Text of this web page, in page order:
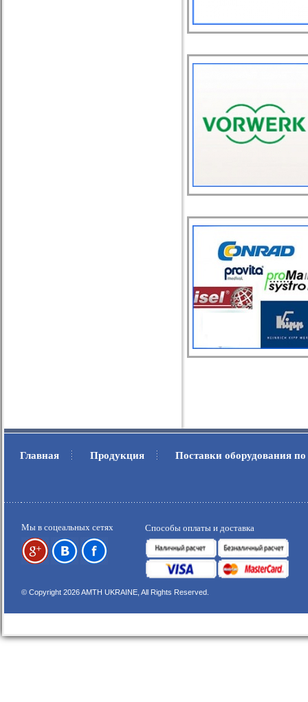
Главная . Продукция . Поставки оборудования
Мы в соцеальных сетях Способы оплаты и доставка
© Copyright 2026 AMTH UKRAINE, All Rights Reserved.